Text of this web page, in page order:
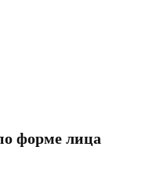
форме лица